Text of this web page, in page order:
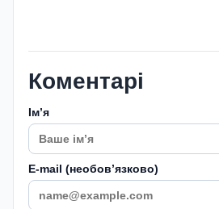
Коментарі
Імʼя
E-mail (необовʼязково)